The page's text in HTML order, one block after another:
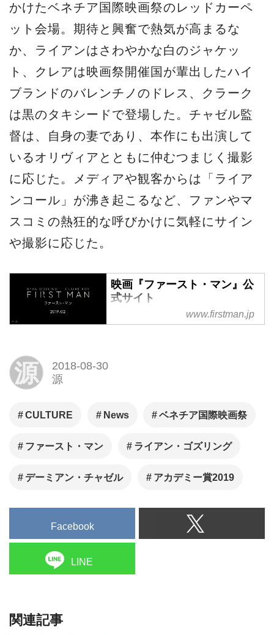
かけたベネチア国際映画祭のレッドカーペ
ット会場。期待と興奮で熱気が高まるな
か、ライアンはさわやかな白のジャケッ
ト、クレアは映画祭開催国が輩出したハイ
ブランドのバレンチノのドレス、クラーク
は黒のタキシードで登場した。チャゼル監
督は、自身の妻であり、本作にも出演して
いるオリヴィアとともに仲むつまじく撮影
に応じた。メディアや観客からは「ライア
ンコール」が沸き起こるなど、ファンやマ
スコミの熱狂的な呼びかけに気軽にサイン
や撮影に応じた。
映画『ファースト・マン』公
式サイト
アカデミー賞を席巻した『ラ・
の史上最も危険なミッションを
アポロ１１号船長アームストロ
描く。
www.firstman.jp
源
2018-08-30
源
CULTURE News ベネチア国際映画祭
ファースト・マン ライアン・ゴズリング
デーミアン・チャゼル アカデミー賞2019
Facebook
LINE
関連記事